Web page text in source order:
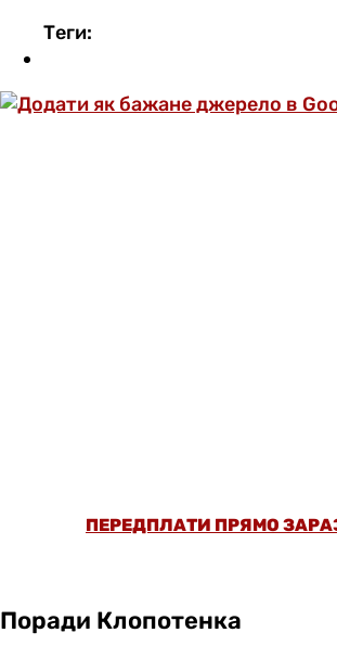
Теги:
ПЕРЕДПЛАТИ ПРЯМО
Поради Клопотенка